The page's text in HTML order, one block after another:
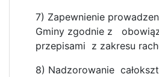
7) Zapewnienie
Gminy zgodnie z
przepisami z zakresu
8) Nadzorowanie